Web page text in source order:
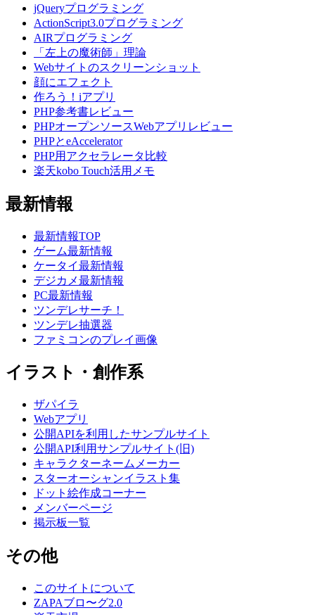
jQueryプログラミング
ActionScript3.0プログラミング
AIRプログラミング
「左上の魔術師」理論
Webサイトのスクリーンショット
顔にエフェクト
作ろう！iアプリ
PHP参考書レビュー
PHPオープンソースWebアプリレビュー
PHPとeAccelerator
PHP用アクセラレータ比較
楽天kobo Touch活用メモ
最新情報
最新情報TOP
ゲーム最新情報
ケータイ最新情報
デジカメ最新情報
PC最新情報
ツンデレサーチ！
ツンデレ抽選器
ファミコンのプレイ画像
イラスト・創作系
ザパイラ
Webアプリ
公開APIを利用したサンプルサイト
公開API利用サンプルサイト(旧)
キャラクターネームメーカー
スターオーシャンイラスト集
ドット絵作成コーナー
メンバーページ
掲示板一覧
その他
このサイトについて
ZAPAブロ〜グ2.0